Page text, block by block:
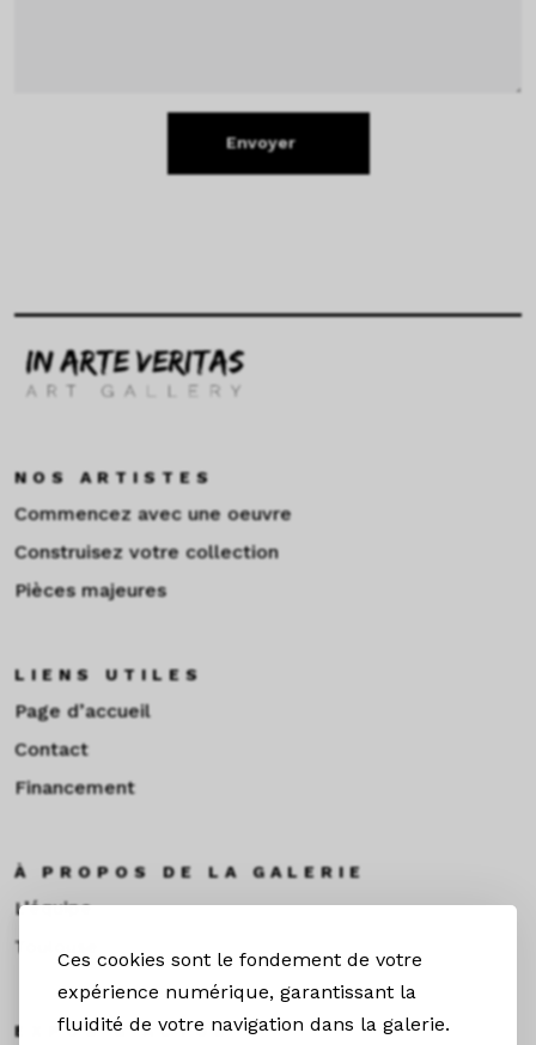
Ces cookies sont le fondement de votre
expérience numérique, garantissant la
fluidité de votre navigation dans la galerie.
Envoyer
NOS ARTISTES
Commencez avec une oeuvre
Construisez votre collection
Pièces majeures
LIENS UTILES
Page d’accueil
Contact
Financement
À PROPOS DE LA GALERIE
L’équipe
Toulouse
EXPOS & ACTUS